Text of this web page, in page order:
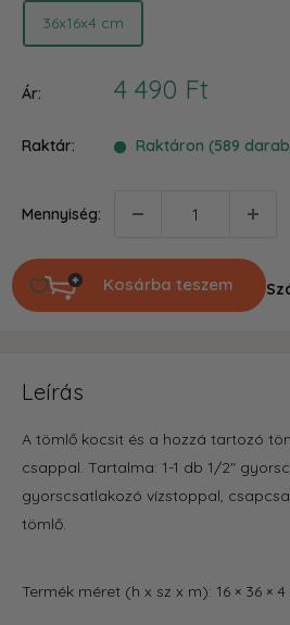
36x16x4 cm
Ár:
Akciós
4 490 Ft
Raktár: Raktáron (589
Mennyiség:
Kosárba teszem
Leírás
A tömlő kocsit és a hozzá tartozó
csappal. Tartalma: 1-1 db 1/2"
gyorscsatlakozó vízstoppal,
tömlő.
Termék méret (h x sz x m): 16 × 36 ×